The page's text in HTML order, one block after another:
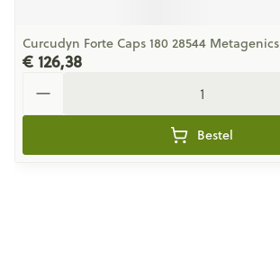
Curcudyn Forte Caps 180 28544 Metagenics
€ 126,38
Bestel